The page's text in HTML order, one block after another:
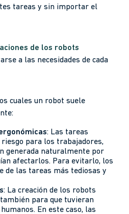
tareas y sin importar el
de los robots
a las necesidades de cada
cuales un robot suele
: Las tareas
para los trabajadores,
generada naturalmente por
afectarlos. Para evitarlo, los
de las tareas más tediosas y
: La creación de los robots
para que tuvieran
En este caso, las